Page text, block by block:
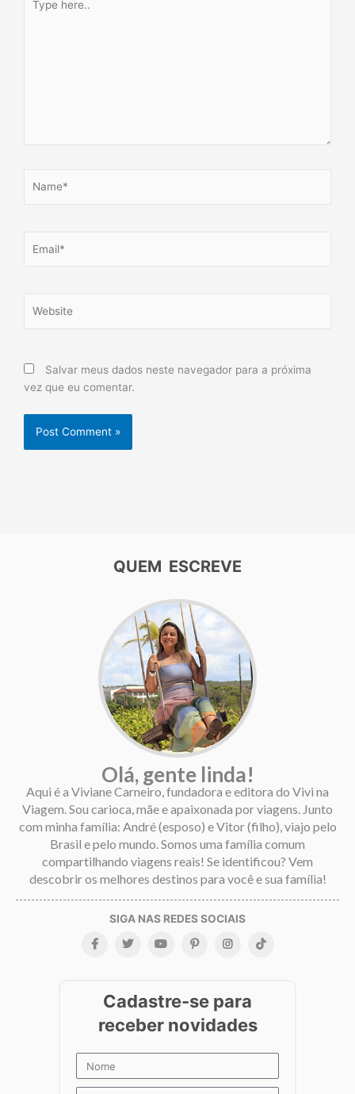
here..
Salvar meus dados neste navegador para a próxima
vez que eu comentar.
QUEM ESCREVE
Olá, gente linda!
Aqui é a Viviane Carneiro, fundadora e editora do Vivi na
Viagem. Sou carioca, mãe e apaixonada por viagens. Junto
com minha família: André (esposo) e Vitor (filho), viajo pelo
Brasil e pelo mundo. Somos uma família comum
compartilhando viagens reais! Se identificou? Vem
descobrir os melhores destinos para você e sua família!